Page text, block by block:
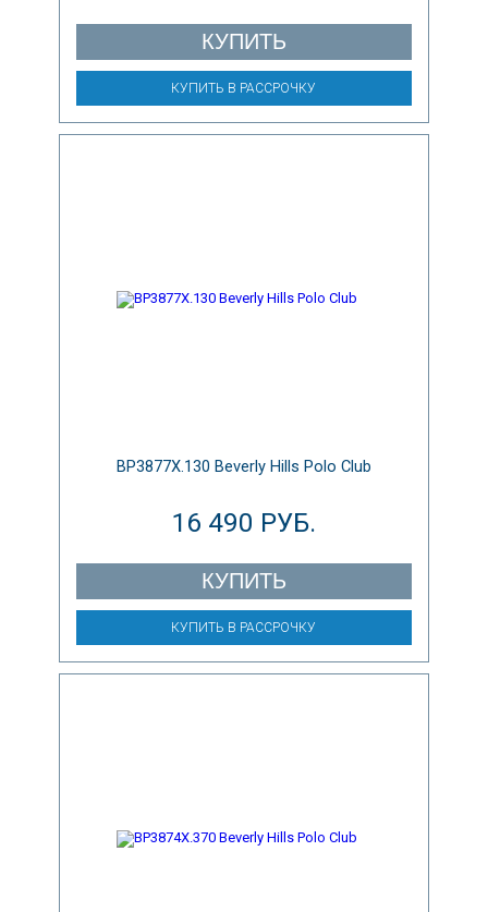
КУПИТЬ
КУПИТЬ В РАССРОЧКУ
BP3877X.130 Beverly Hills Polo Club
16 490 РУБ.
КУПИТЬ
КУПИТЬ В РАССРОЧКУ